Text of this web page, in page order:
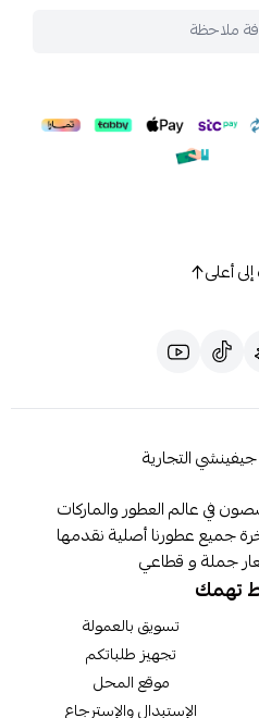
ملاحظة
أعلى
في عالم العطور والماركات
جميع عطورنا أصلية نقدمها
جملة و قطاعي
تهمك
تسويق بالعمولة
تجهيز طلباتكم
موقع المحل
الإستبدال والإسترجاع